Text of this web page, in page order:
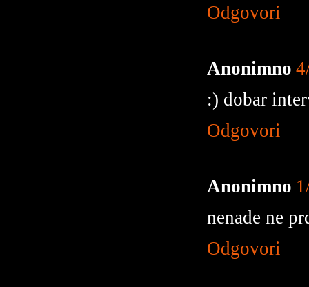
Odgovori
Anonimno
:) dobar
Odgovori
Anonimno
nenade ne
Odgovori